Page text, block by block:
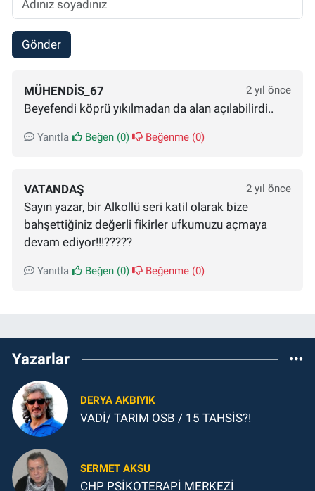
Gönder
MÜHENDIS_67 2 yıl önce
Beyefendi köprü yıkılmadan da alan açılabilirdi..
Yanıtla Beğen (0) Beğenme (0)
VATANDAŞ 2 yıl önce
Sayın yazar, bir Alkollü seri katil olarak bize
bahşettiğiniz değerli fikirler ufkumuzu açmaya
devam ediyor!!!?????
Yanıtla Beğen (0) Beğenme (0)
Yazarlar
DERYA AKBIYIK
VADİ/ TARIM OSB / 15 TAHSİS?!
SERMET AKSU
CHP PSİKOTERAPİ MERKEZİ